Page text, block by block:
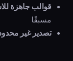
قوالب جاهزة
مسبقًا
تصدير غير